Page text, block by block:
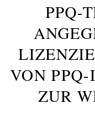
PPQ-
VON
ZUR